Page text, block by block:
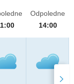
Odpoledne
14:00